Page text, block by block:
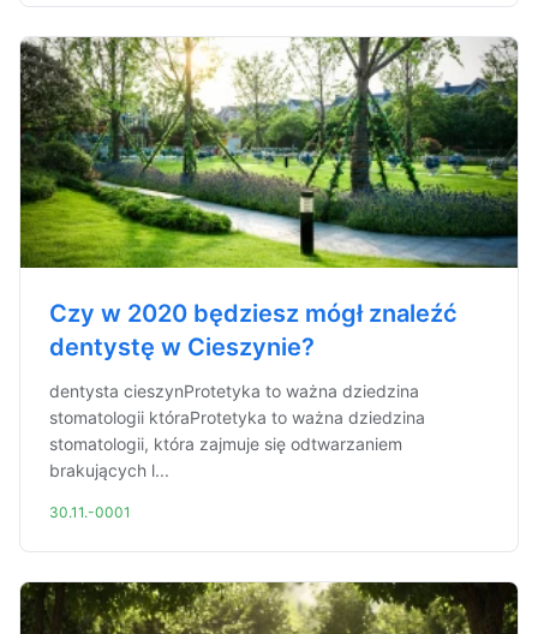
Czy w 2020 będziesz mógł znaleźć
dentystę w Cieszynie?
dentysta cieszynProtetyka to ważna dziedzina
stomatologii któraProtetyka to ważna dziedzina
stomatologii, która zajmuje się odtwarzaniem
brakujących l...
30.11.-0001